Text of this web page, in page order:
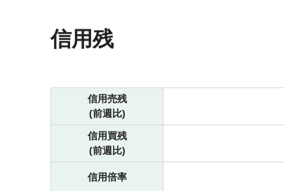
信用残
信用売残
(前週比)
信用買残
(前週比)
信用倍率